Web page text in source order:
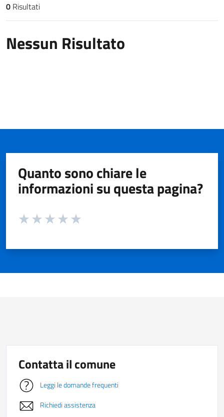
Risultati di ricerca
0 Risultati
Nessun Risultato
Quanto sono chiare le
informazioni su questa pagina?
Valuta da 1 a 5 stelle la pagina
Contatta il comune
Leggi le domande frequenti
Richiedi assistenza